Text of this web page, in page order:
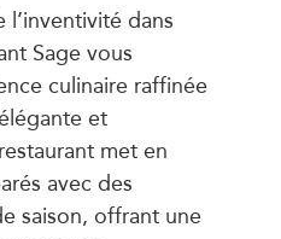
dans
Sage vous
culinaire raffinée
et
met en
avec des
saison, offrant une